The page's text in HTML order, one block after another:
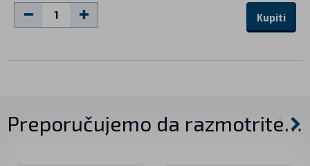
Kupiti
Preporučujemo da razmotrite…